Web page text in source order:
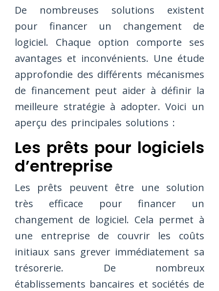
De nombreuses solutions existent
pour financer un changement de
logiciel. Chaque option comporte ses
avantages et inconvénients. Une étude
approfondie des différents mécanismes
de financement peut aider à définir la
meilleure stratégie à adopter. Voici un
aperçu des principales solutions :
Les prêts pour logiciels
d’entreprise
Les prêts peuvent être une solution
très efficace pour financer un
changement de logiciel. Cela permet à
une entreprise de couvrir les coûts
initiaux sans grever immédiatement sa
trésorerie. De nombreux
établissements bancaires et sociétés de